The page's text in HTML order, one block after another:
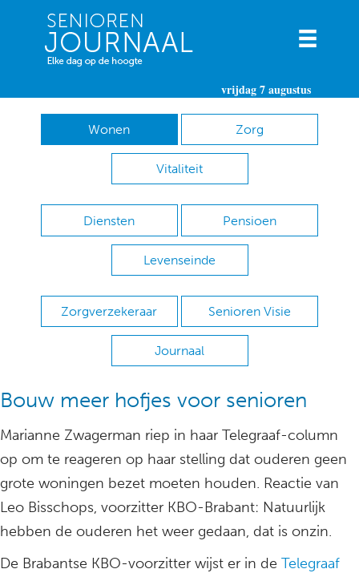
vrijdag 7 augustus
Wonen Zorg
Vitaliteit
Diensten Pensioen
Levenseinde
Zorgverzekeraar Senioren Visie
Journaal
Bouw meer hofjes voor senioren
Marianne Zwagerman riep in haar Telegraaf-column
op om te reageren op haar stelling dat ouderen geen
grote woningen bezet moeten houden. Reactie van
Leo Bisschops, voorzitter KBO-Brabant: Natuurlijk
hebben de ouderen het weer gedaan, dat is onzin.
De Brabantse KBO-voorzitter wijst er in de Telegraaf